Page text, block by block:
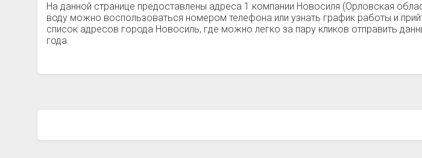
На данной странице предоставлены адреса 1 компании Новосиля (Орловская
воду можно воспользоваться номером телефона или узнать график работы и
список адресов города Новосиль, где можно легко за пару кликов отправить
года.